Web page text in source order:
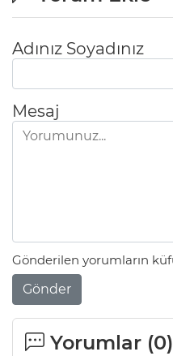
Adınız Soyadınız
Mesaj
Gönderilen yorumların
Gönder
Yorumlar (0)